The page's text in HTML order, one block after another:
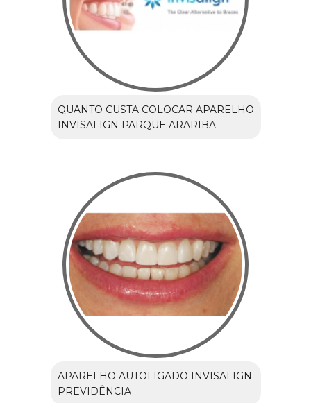
QUANTO CUSTA COLOCAR APARELHO
INVISALIGN PARQUE ARARIBA
APARELHO AUTOLIGADO INVISALIGN
PREVIDÊNCIA